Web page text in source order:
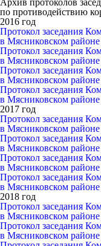
Архив протоколов
по противодействию
2016 год
Протокол заседания
в Мясниковском
Протокол заседания
в Мясниковском
Протокол заседания
в Мясниковском
Протокол заседания
в Мясниковском
2017 год
Протокол заседания
в Мясниковском
Протокол заседания
в Мясниковском
Протокол заседания
в Мясниковском
Протокол заседания
в Мясниковском
2018 год
Протокол заседания
в Мясниковском
Протокол заседания
в Мясниковском